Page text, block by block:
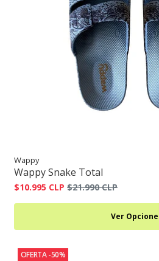
Wappy
Wappy Snake Total
$10.995 CLP $21.990 CLP
Ver
OFERTA -50%